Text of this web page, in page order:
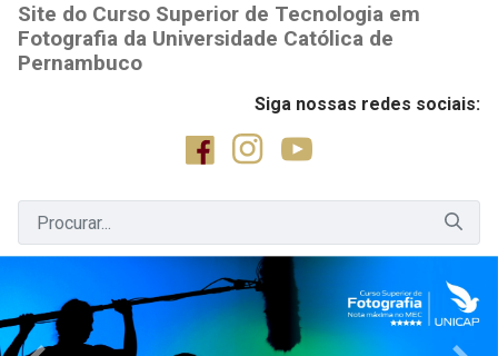
Site do Curso Superior de Tecnologia em
Fotografia da Universidade Católica de
Pernambuco
Siga nossas redes sociais: